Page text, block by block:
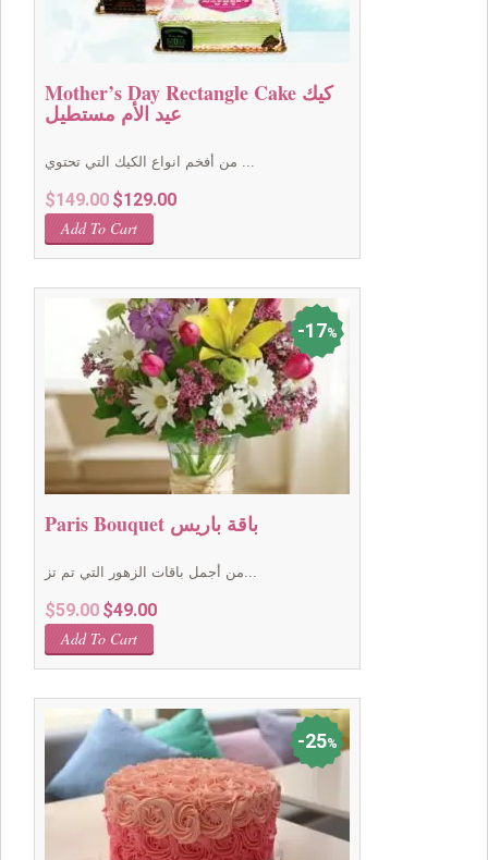
Mother’s Day Rectangle Cake كيك
عيد الأم مستطيل
من أفخم انواع الكيك التي تحتوي ...
$149.00 Original
price
was:
$129.00Current
Add To Cart
17%
Paris Bouquet باقة باريس
من أجمل باقات الزهور التي تم تز...
$59.00 Original
price
was:
$49.00Current
Add To Cart
25%